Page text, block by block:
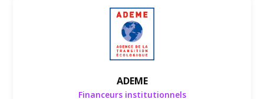
ADEME
Financeurs institutionnels
Financeurs institutionnels